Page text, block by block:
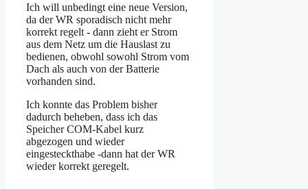
Ich will unbedingt eine neue Version,
da der WR sporadisch nicht mehr
korrekt regelt - dann zieht er Strom
aus dem Netz um die Hauslast zu
bedienen, obwohl sowohl Strom vom
Dach als auch von der Batterie
vorhanden sind.
Ich konnte das Problem bisher
dadurch beheben, dass ich das
Speicher COM-Kabel kurz
abgezogen und wieder
eingesteckthabe -dann hat der WR
wieder korrekt geregelt.